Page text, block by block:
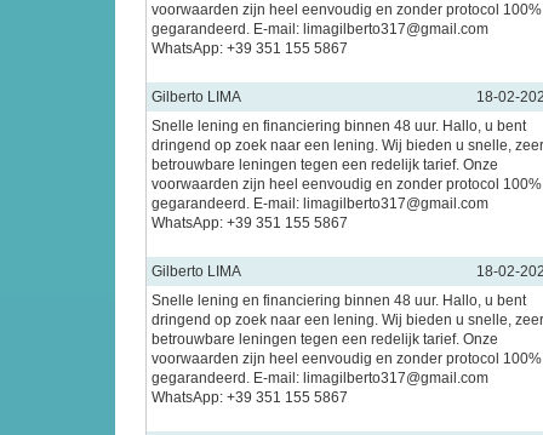
voorwaarden zijn heel eenvoudig en zonder protocol 100%
gegarandeerd. E-mail: limagilberto317@gmail.com
WhatsApp: +39 351 155 5867
Gilberto LIMA
18-02-
Snelle lening en financiering binnen 48 uur. Hallo, u bent
dringend op zoek naar een lening. Wij bieden u snelle, zeer
betrouwbare leningen tegen een redelijk tarief. Onze
voorwaarden zijn heel eenvoudig en zonder protocol 100%
gegarandeerd. E-mail: limagilberto317@gmail.com
WhatsApp: +39 351 155 5867
Gilberto LIMA
18-02-
Snelle lening en financiering binnen 48 uur. Hallo, u bent
dringend op zoek naar een lening. Wij bieden u snelle, zeer
betrouwbare leningen tegen een redelijk tarief. Onze
voorwaarden zijn heel eenvoudig en zonder protocol 100%
gegarandeerd. E-mail: limagilberto317@gmail.com
WhatsApp: +39 351 155 5867